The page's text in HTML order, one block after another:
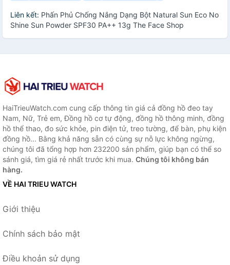
Liên kết: Phấn Phủ Chống Nắng Dạng Bột Natural Sun Eco No
Shine Sun Powder SPF30 PA++ 13g The Face Shop
HaiTrieuWatch.com cung cấp thông tin giá cả đồng hồ đeo tay
Nam, Nữ, Trẻ em, Đồng hồ cơ tự động, đồng hồ thông minh, đồng
hồ thể thao, đo sức khỏe, pin điện tử, treo tường, để bàn, phụ kiện
đồng hồ... Bằng khả năng sẵn có cùng sự nỗ lực không ngừng,
chúng tôi đã tổng hợp hơn 232200 sản phẩm, giúp bạn có thể so
sánh giá, tìm giá rẻ nhất trước khi mua. Chúng tôi không bán
hàng.
VỀ HAI TRIEU WATCH
Giới thiệu
Chính sách bảo mật
Điều khoản sử dụng